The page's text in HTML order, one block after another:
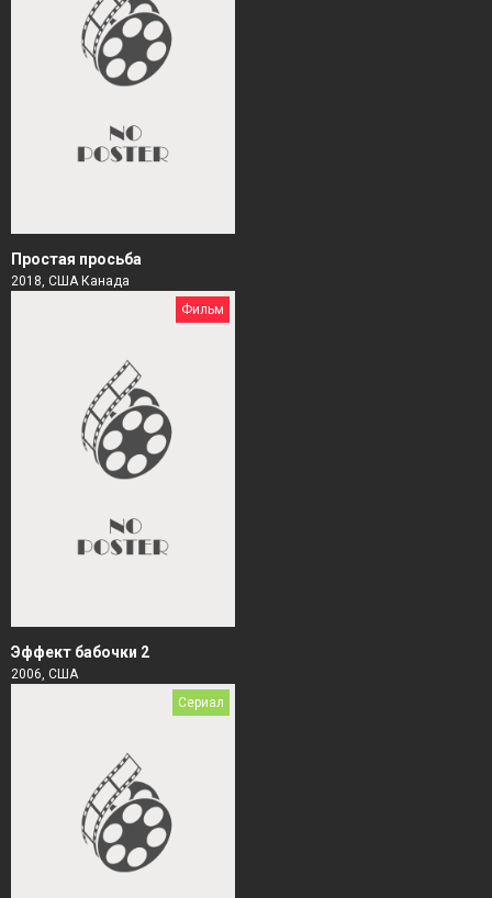
Простая просьба
2018, США Канада
Фильм
Эффект бабочки 2
2006, США
Сериал